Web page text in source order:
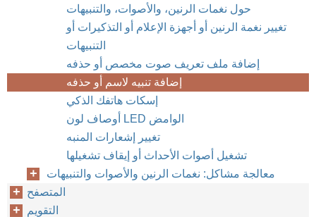
حول نغمات الرنين، والأصوات، والتنبيهات
تغيير نغمة الرنين أو أجهزة الإعلام أو التذكيرات أو
التنبيهات
إضافة ملف تعريف صوت مخصص أو حذفه
إضافة تنبيه لاسم أو حذفه
إسكات هاتفك الذكي
أوصاف لون LED الوامض
تغيير إشعارات المنبه
تشغيل أصوات الأحداث أو إيقاف تشغيلها
معالجة مشاكل: نغمات الرنين والأصوات والتنبيهات
المتصفح
التقويم